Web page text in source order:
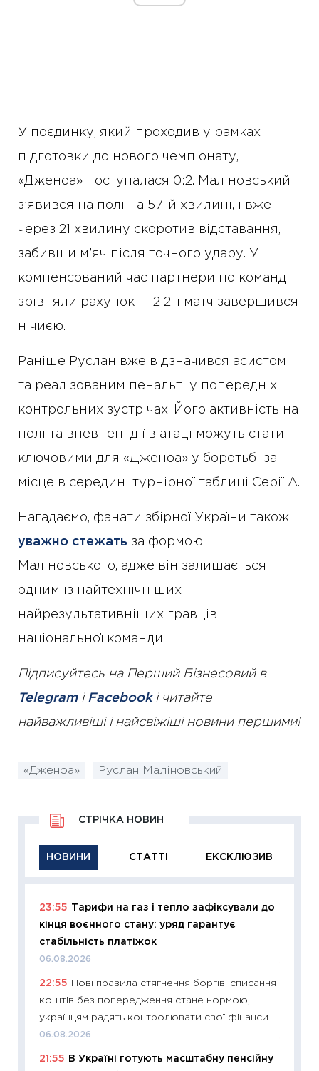
У поєдинку, який проходив у рамках
підготовки до нового чемпіонату,
«Дженоа» поступалася 0:2. Маліновський
з’явився на полі на 57-й хвилині, і вже
через 21 хвилину скоротив відставання,
забивши м’яч після точного удару. У
компенсований час партнери по команді
зрівняли рахунок — 2:2, і матч завершився
нічиєю.
Раніше Руслан вже відзначився асистом
та реалізованим пенальті у попередніх
контрольних зустрічах. Його активність на
полі та впевнені дії в атаці можуть стати
ключовими для «Дженоа» у боротьбі за
місце в середині турнірної таблиці Серії A.
Нагадаємо, фанати збірної України також
уважно стежать за формою
Маліновського, адже він залишається
одним із найтехнічніших і
найрезультативніших гравців
національної команди.
Підписуйтесь на Перший Бізнесовий в
Telegramі Facebookі читайте
найважливіші і найсвіжіші новини першими!
«Дженоа» Руслан Маліновський
НОВИНИ СТАТТІ ЕКСКЛЮЗИВ
СТРІЧКА НОВИН
23:55 Тарифи на газ і тепло зафіксували до
кінця воєнного стану: уряд гарантує
стабільність платіжок
06.08.2026
22:55
Нові правила стягнення боргів: списання
коштів без попередження стане нормою,
українцям радять контролювати свої фінанси
06.08.2026
21:55 В Україні готують масштабну пенсійну